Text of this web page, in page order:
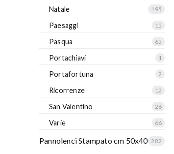
Natale 195
Paesaggi 15
Pasqua 65
Portachiavi 1
Portafortuna 2
Ricorrenze 12
San Valentino 26
Varie 66
Pannolenci Stampato cm 50x40 282